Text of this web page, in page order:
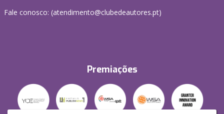
Fale conosco: (atendimento@clubedeautores.pt)
Premiações